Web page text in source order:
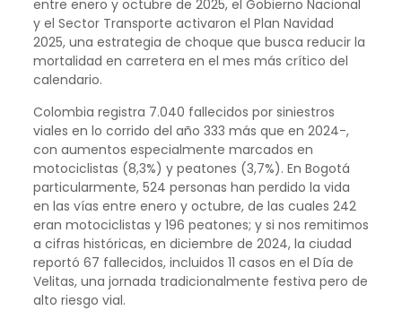
entre enero y octubre de 2025, el Gobierno Nacional
y el Sector Transporte activaron el Plan Navidad
2025, una estrategia de choque que busca reducir la
mortalidad en carretera en el mes más crítico del
calendario.
Colombia registra 7.040 fallecidos por siniestros
viales en lo corrido del año 333 más que en 2024-,
con aumentos especialmente marcados en
motociclistas (8,3%) y peatones (3,7%). En Bogotá
particularmente, 524 personas han perdido la vida
en las vías entre enero y octubre, de las cuales 242
eran motociclistas y 196 peatones; y si nos remitimos
a cifras históricas, en diciembre de 2024, la ciudad
reportó 67 fallecidos, incluidos 11 casos en el Día de
Velitas, una jornada tradicionalmente festiva pero de
alto riesgo vial.